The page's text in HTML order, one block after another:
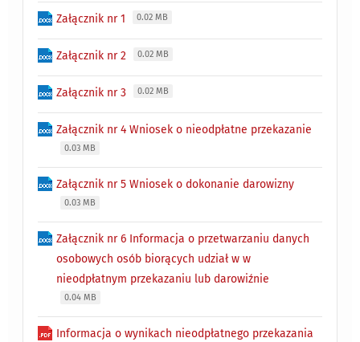
Załącznik nr 1 0.02 MB
Załącznik nr 2 0.02 MB
Załącznik nr 3 0.02 MB
Załącznik nr 4 Wniosek o nieodpłatne przekazanie
0.03 MB
Załącznik nr 5 Wniosek o dokonanie darowizny
0.03 MB
Załącznik nr 6 Informacja o przetwarzaniu danych
osobowych osób biorących udział w w
nieodpłatnym przekazaniu lub darowiźnie
0.04 MB
Informacja o wynikach nieodpłatnego przekazania